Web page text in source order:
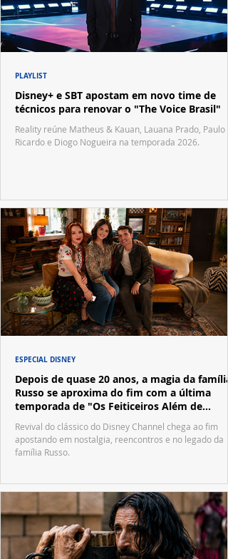
Disney+ e SBT apostam em novo time de
técnicos para renovar o "The Voice Brasil"
Reality reúne Matheus & Kauan, Lauana Prado, Paulo
Ricardo e Diogo Nogueira na temporada 2026.
PLAYLIST
Depois de quase 20 anos, a magia da família
Russo se aproxima do fim com a última
temporada de "Os Feiticeiros Além de
Waverly Place"
Revival do clássico do Disney Channel chega ao fim
apostando em nostalgia, reencontros e no legado da
família Russo.
ESPECIAL DISNEY